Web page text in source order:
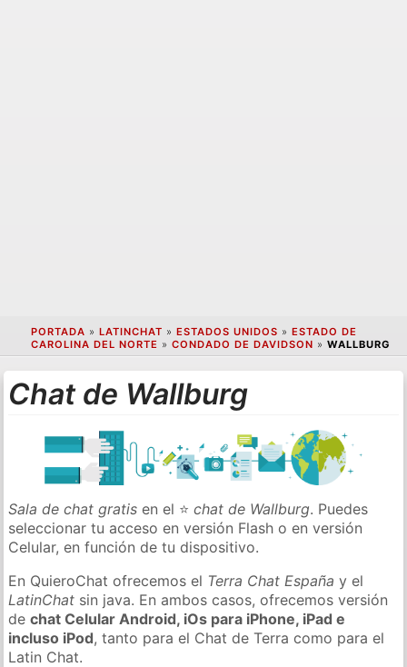
PORTADA » LATINCHAT » ESTADOS UNIDOS » ESTADO DE
CAROLINA DEL NORTE » CONDADO DE DAVIDSON » WALLBURG
Chat de Wallburg
Sala de chat gratis en el ⭐chat de Wallburg. Puedes
seleccionar tu acceso en versión Flash o en versión
Celular, en función de tu dispositivo.
En QuieroChat ofrecemos el Terra Chat España y el
LatinChat sin java. En ambos casos, ofrecemos versión
dechat Celular Android, iOs para iPhone, iPad e
incluso iPod, tanto para el Chat de Terra como para el
Latin Chat.